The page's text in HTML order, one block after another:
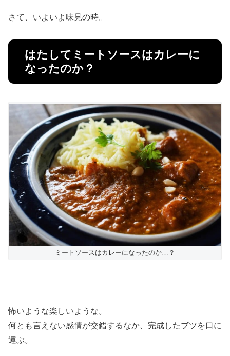
さて、いよいよ味見の時。
はたしてミートソースはカレーに
なったのか？
ミートソースはカレーになったのか…？
怖いような楽しいような。
何とも言えない感情が交錯するなか、完成したブツを口に
運ぶ。